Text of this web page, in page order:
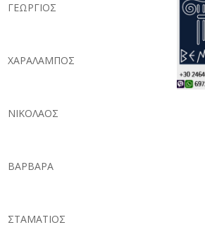
ΓΕΩΡΓΙΟΣ
ΧΑΡΑΛΑΜΠΟΣ
ΝΙΚΟΛΑΟΣ
ΒΑΡΒΑΡΑ
ΣΤΑΜΑΤΙΟΣ